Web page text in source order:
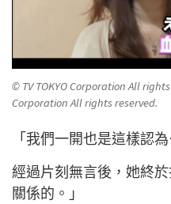
© TV TOKYO Corporation All
Corporation All rights reserved.
「我們一開也是這樣認
經過片刻無言後，她終
關係的。」